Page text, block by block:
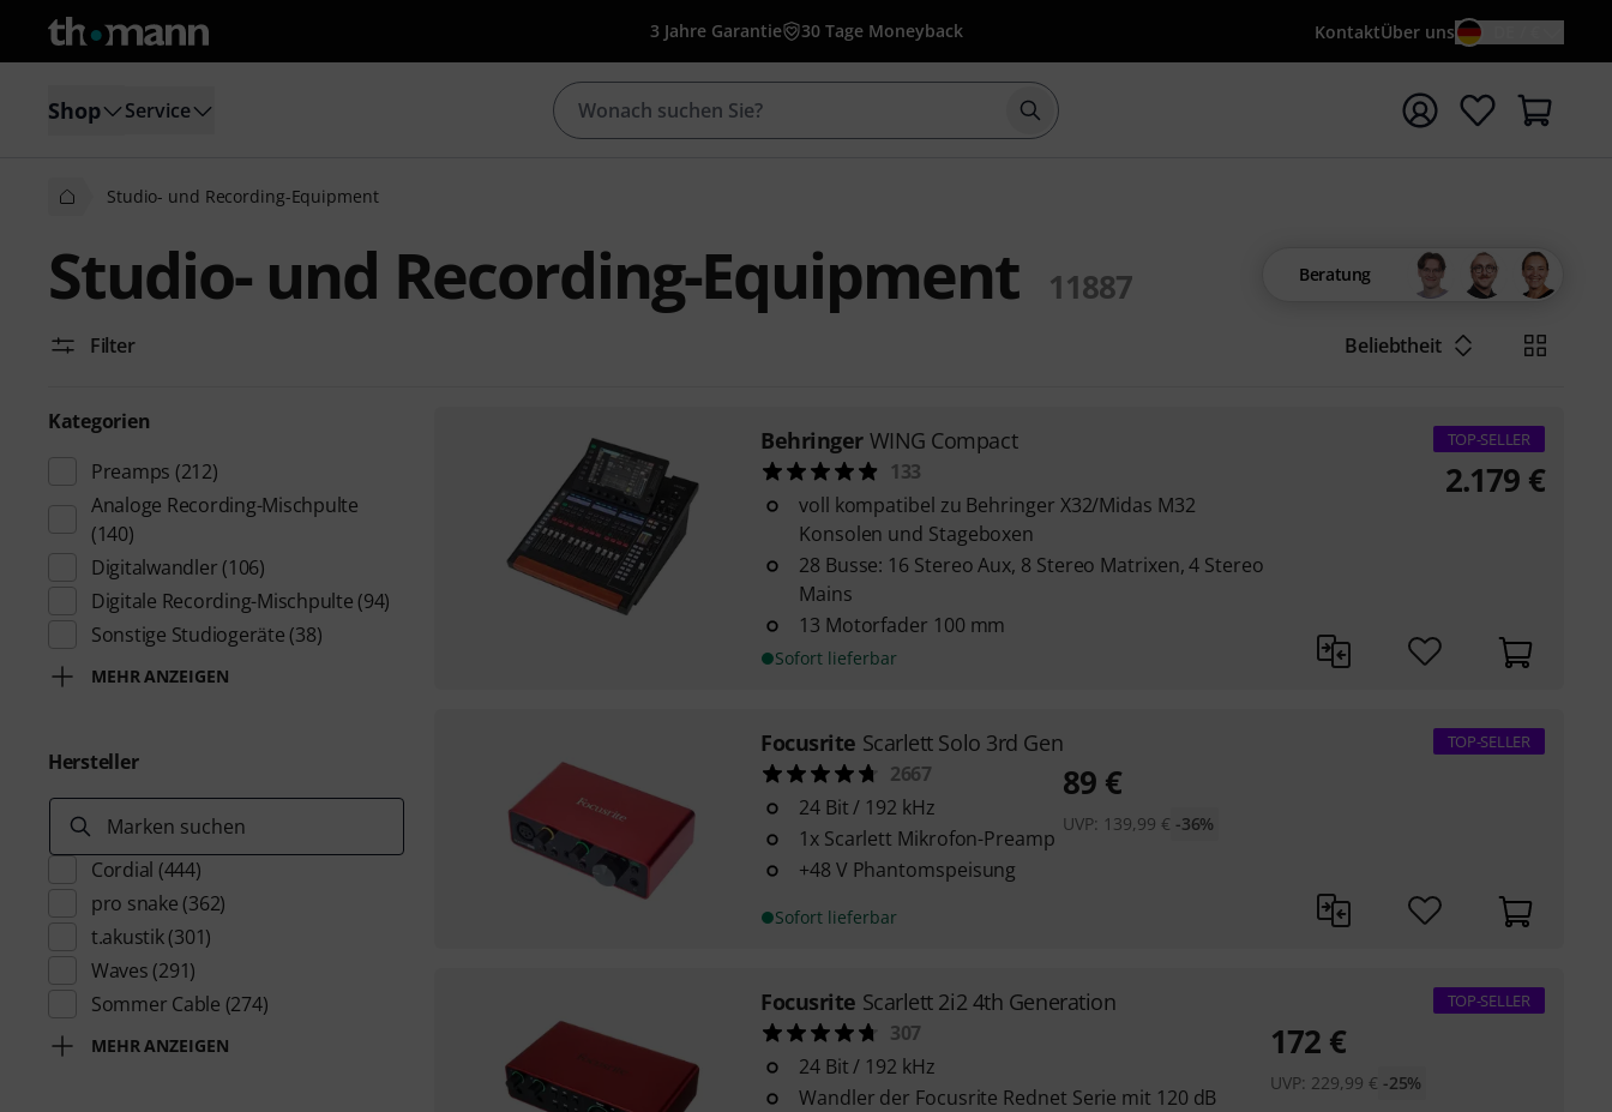
3 Jahre Garantie 30 Tage Moneyback KontaktÜber uns
Shop Service Suche mit Suchwort {searchTerm} starten
Studio- und Recording-Equipment
Studio- und Recording-Equipment 11887 Beratung
Filter Beliebtheit
Kategorien
Preamps (212)
Analoge Recording-Mischpulte
(140)
Digitalwandler (106)
Digitale Recording-Mischpulte (94)
Sonstige Studiogeräte (38)
MEHR ANZEIGEN
Hersteller
Marken suchen
Cordial (444)
pro snake (362)
t.akustik(301)
Waves (291)
Sommer Cable (274)
MEHR ANZEIGEN
Behringer WING Compact
133
voll kompatibel zu Behringer X32/Midas M32
Konsolen und Stageboxen
28 Busse: 16 Stereo Aux, 8 Stereo Matrixen, 4 Stereo
Mains
13 Motorfader 100 mm
Sofort lieferbar
TOP-SELLER
2.179 €
Focusrite Scarlett Solo 3rd Gen
2667
24 Bit / 192 kHz
1x Scarlett Mikrofon-Preamp
+48 V Phantomspeisung
Sofort lieferbar
TOP-SELLER
89 €
UVP: 139,99 € -36%
Focusrite Scarlett 2i2 4th Generation
307
24 Bit / 192 kHz
Wandler der Focusrite Rednet Serie mit 120 dB
TOP-SELLER
172 €
UVP: 229,99 € -25%